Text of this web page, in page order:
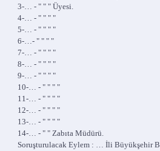
3-… - " " " Üyesi.
4-… - " " " "
5-… - " " " "
6-…- " " " "
7-… - " " " "
8-… - " " " "
9-… - " " " "
10-… - " " " "
11-… - " " " "
12-… - " " " "
13-… - " " " "
14-… - " " Zabıta Müdürü.
Soruşturulacak Eylem : … İli Büyükşehir